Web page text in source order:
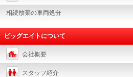
相続放棄の車両処分
ビッグエイトについて
会社概要
スタッフ紹介